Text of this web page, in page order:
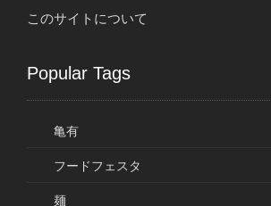
このサイトについて
Popular Tags
亀有
フードフェスタ
麺